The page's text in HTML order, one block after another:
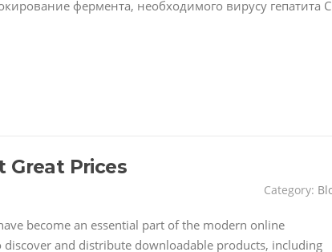
фермента, необходимого вирусу гепатита C
Great Prices
Category:
become an essential part of the modern online
and distribute downloadable products, including